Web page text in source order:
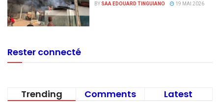
BY SAA EDOUARD TINGUIANO 19 MAI 2026
Rester connecté
Trending Comments Latest